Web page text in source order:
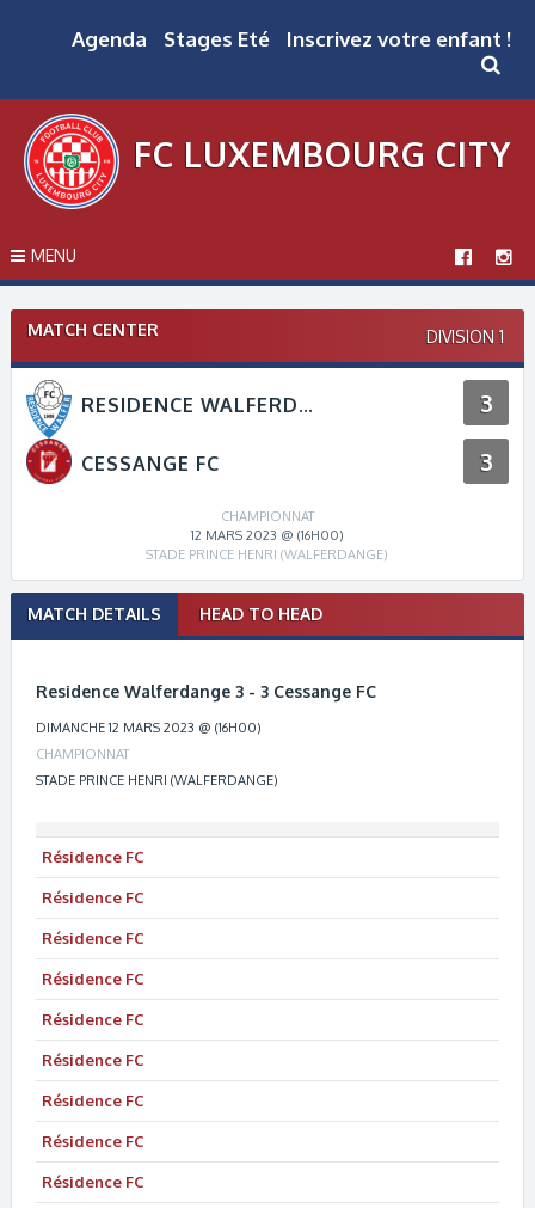
Agenda Stages Eté Inscrivez votre enfant !
FC LUXEMBOURG CITY
MENU
MATCH CENTER DIVISION 1
RESIDENCE WALFERDANGE 3
CESSANGE FC 3
CHAMPIONNAT
12 MARS 2023 @ (16H00)
STADE PRINCE HENRI (WALFERDANGE)
MATCH DETAILS HEAD TO HEAD
Residence Walferdange 3 - 3 Cessange FC
DIMANCHE 12 MARS 2023 @ (16H00)
CHAMPIONNAT
STADE PRINCE HENRI (WALFERDANGE)
Résidence FC
Résidence FC
Résidence FC
Résidence FC
Résidence FC
Résidence FC
Résidence FC
Résidence FC
Résidence FC
Match
navigation